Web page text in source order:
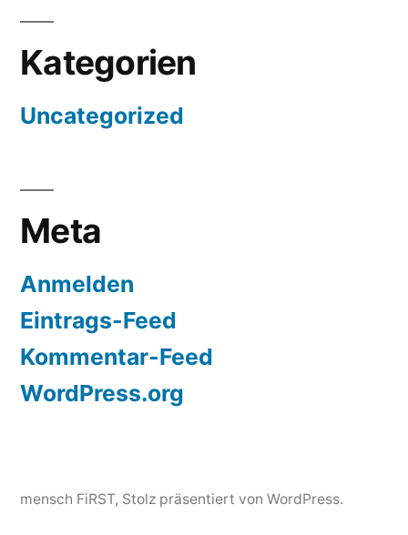
Kategorien
Uncategorized
Meta
Anmelden
Eintrags-Feed
Kommentar-Feed
WordPress.org
mensch FiRST, Stolz präsentiert von WordPress.